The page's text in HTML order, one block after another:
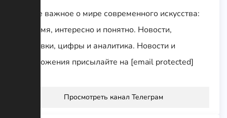
Самое важное о мире современного искусства:
вовремя, интересно и понятно. Новости,
выставки, цифры и аналитика. Новости и
предложения присылайте на [email protected]
Просмотреть канал Телеграм